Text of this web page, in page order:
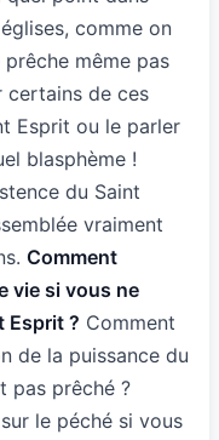
comme on
prêche même pas
certains de ces
Esprit ou le parler
blasphème !
du Saint
vraiment
Comment
vie si vous ne
Esprit ? Comment
de la puissance du
pas prêché ?
le péché si vous